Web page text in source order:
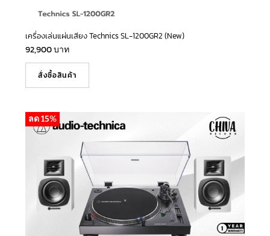
เครื่องเล่นแผ่นเสียง Technics SL-1200GR2 (New)
92,900บาท
สั่งซื้อสินค้า
ลด 15%